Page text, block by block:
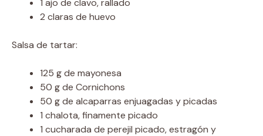
1 ajo de clavo, rallado
2 claras de huevo
Salsa de tartar:
125 g de mayonesa
50 g de Cornichons
50 g de alcaparras enjuagadas y picadas
1 chalota, finamente picado
1 cucharada de perejil picado, estragón y